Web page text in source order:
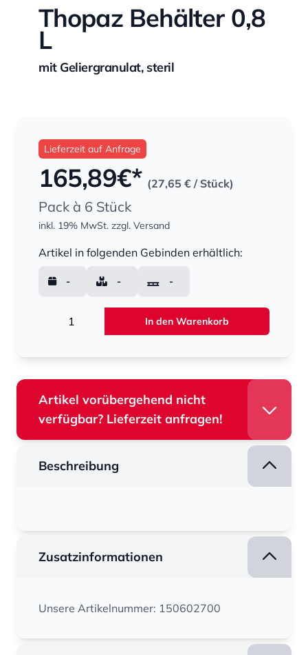
Thopaz Behälter 0,8
L
mit Geliergranulat, steril
Lieferzeit auf Anfrage
165,89€* (27,65 € / Stück)
Pack à 6 Stück
inkl. 19% MwSt. zzgl. Versand
Artikel in folgenden Gebinden erhältlich:
- - -
In den Warenkorb
Artikel vorübergehend nicht
verfügbar? Lieferzeit anfragen!
Beschreibung
Zusatzinformationen
Unsere Artikelnummer: 150602700